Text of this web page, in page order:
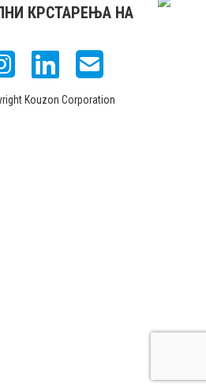
КРСТАРЕЊА НА
Kouzon Corporation